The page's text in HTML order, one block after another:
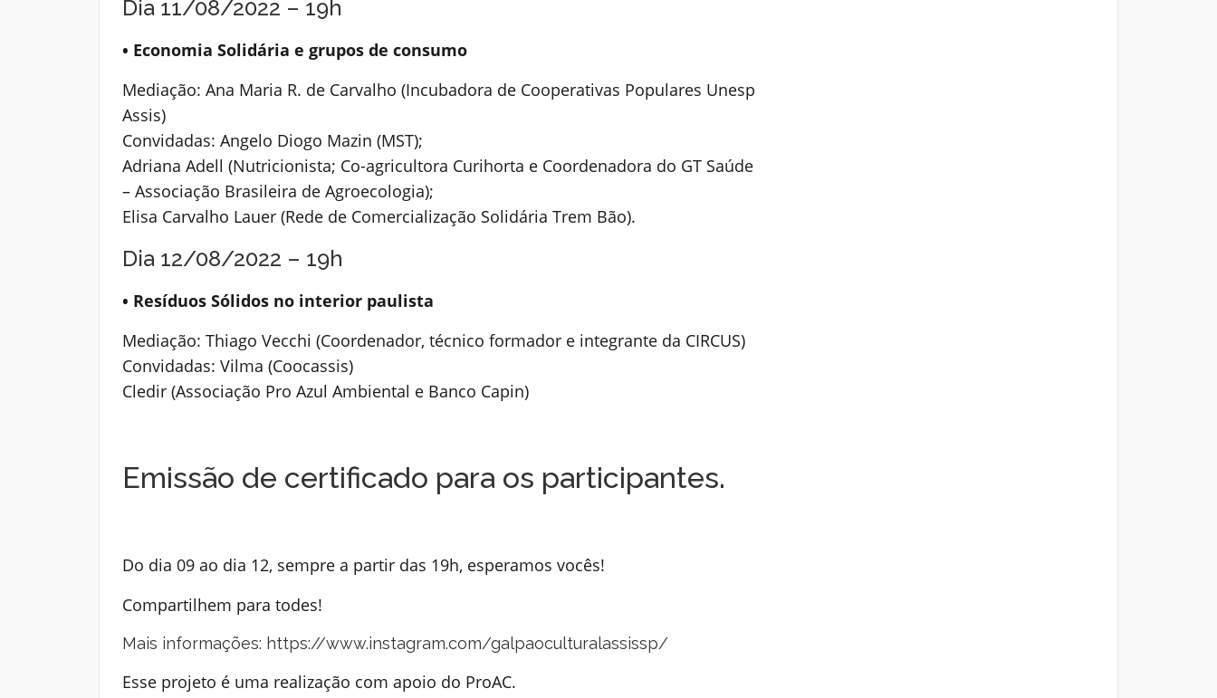
Dia 11/08/2022 – 19h
• Economia Solidária e grupos de consumo
Mediação: Ana Maria R. de Carvalho (Incubadora de Cooperativas Populares Unesp
Assis)
Convidadas: Angelo Diogo Mazin (MST);
Adriana Adell (Nutricionista; Co-agricultora Curihorta e Coordenadora do GT Saúde
– Associação Brasileira de Agroecologia);
Elisa Carvalho Lauer (Rede de Comercialização Solidária Trem Bão).
Dia 12/08/2022 – 19h
• Resíduos Sólidos no interior paulista
Mediação: Thiago Vecchi (Coordenador, técnico formador e integrante da CIRCUS)
Convidadas: Vilma (Coocassis)
Cledir (Associação Pro Azul Ambiental e Banco Capin)
Emissão de certificado para os participantes.
Do dia 09 ao dia 12, sempre a partir das 19h, esperamos vocês!
Compartilhem para todes!
Mais informações: https://www.instagram.com/galpaoculturalassissp/
Esse projeto é uma realização com apoio do ProAC.